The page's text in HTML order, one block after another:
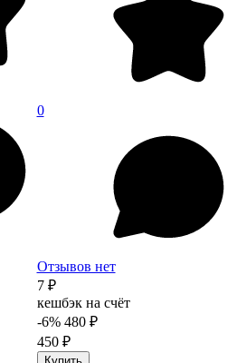
0
Отзывов нет
7 ₽
кешбэк на счёт
-6% 480 ₽
450 ₽